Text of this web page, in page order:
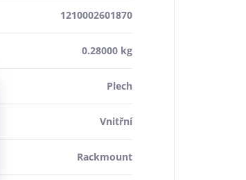
1210002601870
0.28000 kg
Plech
Vnitřní
Rackmount